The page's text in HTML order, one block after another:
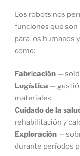
Los robots nos
funciones que son
para los humanos
como:
Fabricación —
Logística —
materiales
Cuidado de la
rehabilitación y
Exploración —
durante períodos